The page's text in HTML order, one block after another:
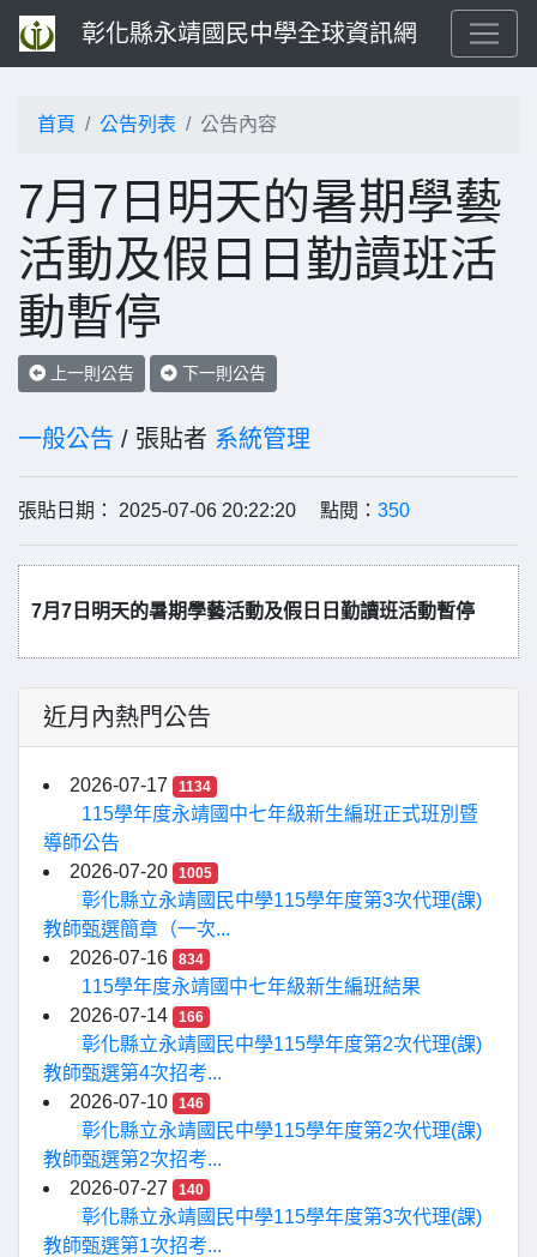
彰化縣永靖國民中學全球資訊網
首頁 公告列表 公告內容
7月7日明天的暑期學藝
活動及假日日勤讀班活
動暫停
上一則公告 下一則公告
一般公告 / 張貼者 系統管理
張貼日期： 2025-07-06 20:22:20 點閱： 350
7月7日明天的暑期學藝活動及假日日勤讀班活動暫停
近月內熱門公告
2026-07-17 1134
115學年度永靖國中七年級新生編班正式班別暨
導師公告
2026-07-20
1005
彰化縣立永靖國民中學115學年度第3次代理(課)
教師甄選簡章（一次...
2026-07-16
834
115學年度永靖國中七年級新生編班結果
2026-07-14
166
彰化縣立永靖國民中學115學年度第2次代理(課)
教師甄選第4次招考...
2026-07-10
146
彰化縣立永靖國民中學115學年度第2次代理(課)
教師甄選第2次招考...
2026-07-27
140
彰化縣立永靖國民中學115學年度第3次代理(課)
教師甄選第1次招考...